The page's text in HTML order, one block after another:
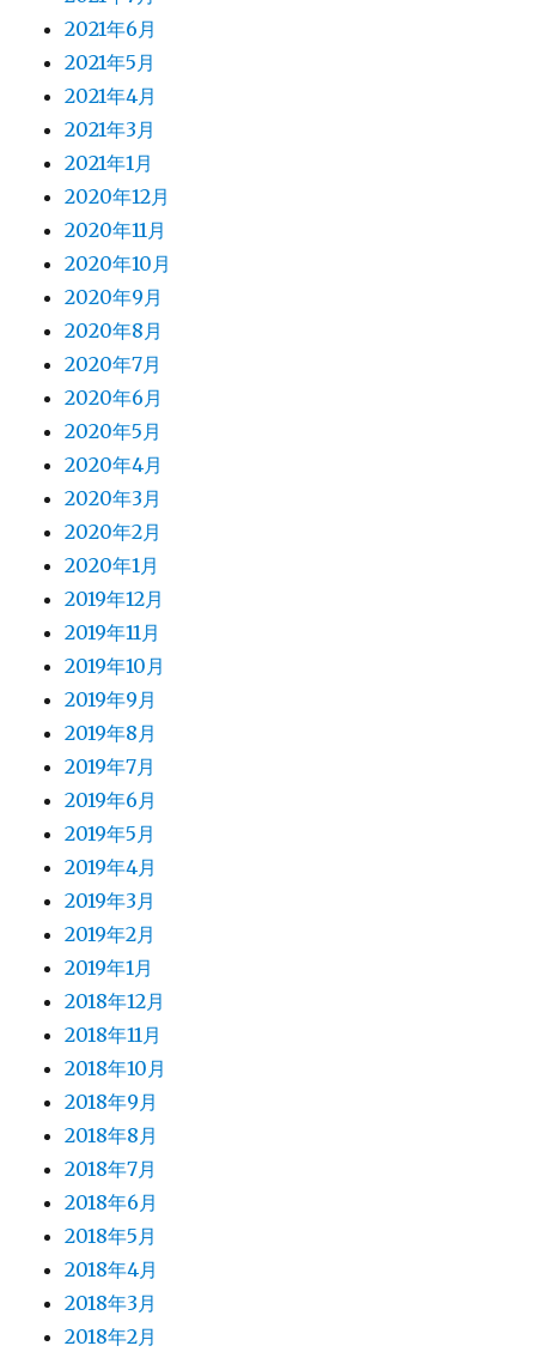
2021年6月
2021年5月
2021年4月
2021年3月
2021年1月
2020年12月
2020年11月
2020年10月
2020年9月
2020年8月
2020年7月
2020年6月
2020年5月
2020年4月
2020年3月
2020年2月
2020年1月
2019年12月
2019年11月
2019年10月
2019年9月
2019年8月
2019年7月
2019年6月
2019年5月
2019年4月
2019年3月
2019年2月
2019年1月
2018年12月
2018年11月
2018年10月
2018年9月
2018年8月
2018年7月
2018年6月
2018年5月
2018年4月
2018年3月
2018年2月